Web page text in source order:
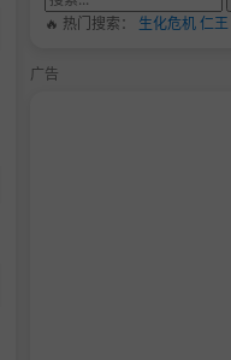
🔥 热门搜索： 生化危机仁王
广告